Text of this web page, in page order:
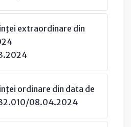
extraordinare din
ordinare din data de
08.04.2024